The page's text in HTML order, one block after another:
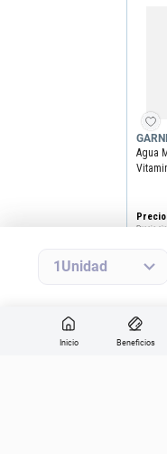
Inicio Beneficios
1
Agua
Precio